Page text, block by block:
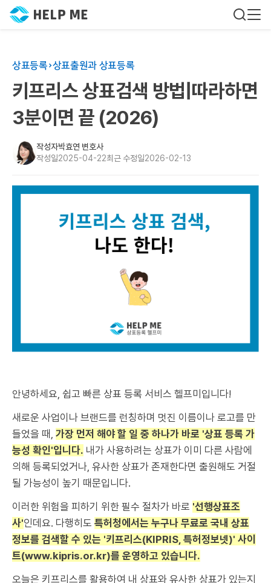
상표등록 상표출원과 상표등록
키프리스 상표검색 방법|따라하면
3분이면 끝 (2026)
작성자박효연 변호사
작성일2025-04-22최근 수정일2026-02-13
안녕하세요, 쉽고 빠른 상표 등록 서비스 헬프미입니다!
새로운 사업이나 브랜드를 런칭하며 멋진 이름이나 로고를 만
들었을 때, 가장 먼저 해야 할 일 중 하나가 바로 '상표 등록 가
능성 확인'입니다. 내가 사용하려는 상표가 이미 다른 사람에
의해 등록되었거나, 유사한 상표가 존재한다면 출원해도 거절
될 가능성이 높기 때문입니다.
이러한 위험을 피하기 위한 필수 절차가 바로 '선행상표조
사'인데요. 다행히도 특허청에서는 누구나 무료로 국내 상표
정보를 검색할 수 있는 '키프리스(KIPRIS, 특허정보넷)' 사이
트(www.kipris.or.kr)를 운영하고 있습니다.
오늘은 키프리스를 활용하여 내 상표와 유사한 상표가 있는지